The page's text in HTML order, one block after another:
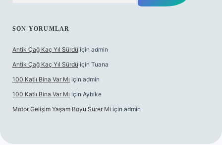
SON YORUMLAR
Antik Çağ Kaç Yıl Sürdü için admin
Antik Çağ Kaç Yıl Sürdü için Tuana
100 Katlı Bina Var Mı için admin
100 Katlı Bina Var Mı için Aybike
Motor Gelişim Yaşam Boyu Sürer Mi için admin